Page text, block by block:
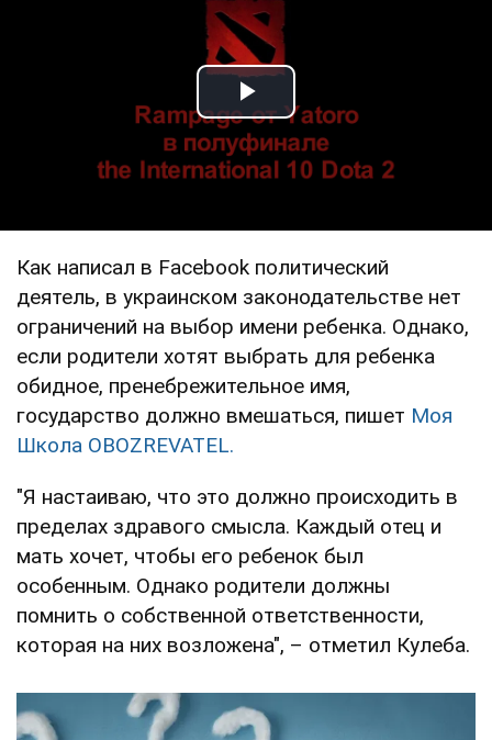
Play Video
Как написал в Facebook политический
деятель, в украинском законодательстве нет
ограничений на выбор имени ребенка. Однако,
если родители хотят выбрать для ребенка
обидное, пренебрежительное имя,
государство должно вмешаться, пишет Моя
Школа OBOZREVATEL.
"Я настаиваю, что это должно происходить в
пределах здравого смысла. Каждый отец и
мать хочет, чтобы его ребенок был
особенным. Однако родители должны
помнить о собственной ответственности,
которая на них возложена", – отметил Кулеба.